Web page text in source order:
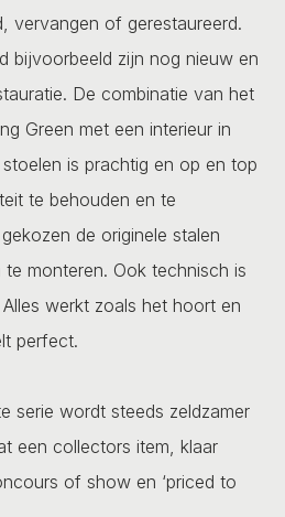
vervangen of gerestaureerd.
bijvoorbeeld zijn nog nieuw en
De combinatie van het
Green met een interieur in
is prachtig en op en top
te behouden en te
de originele stalen
monteren. Ook technisch is
werkt zoals het hoort en
perfect.
serie wordt steeds zeldzamer
een collectors item, klaar
of show en ‘priced to